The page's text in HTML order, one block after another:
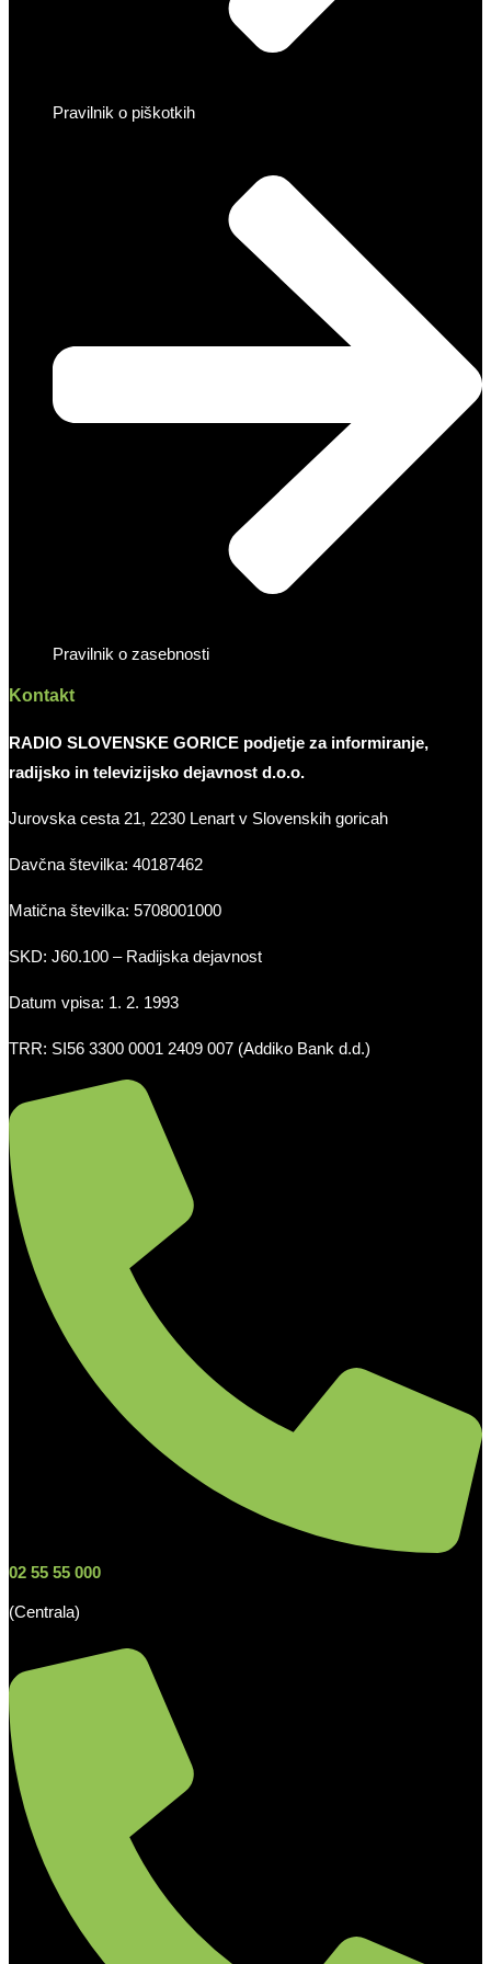
Pravilnik o piškotkih
Pravilnik o zasebnosti
Kontakt
RADIO SLOVENSKE GORICE podjetje za informiranje,
radijsko in televizijsko dejavnost d.o.o.
Jurovska cesta 21, 2230 Lenart v Slovenskih goricah
Davčna številka: 40187462
Matična številka: 5708001000
SKD: J60.100 – Radijska dejavnost
Datum vpisa: 1. 2. 1993
TRR: SI56 3300 0001 2409 007 (Addiko Bank d.d.)
02 55 55 000
(Centrala)